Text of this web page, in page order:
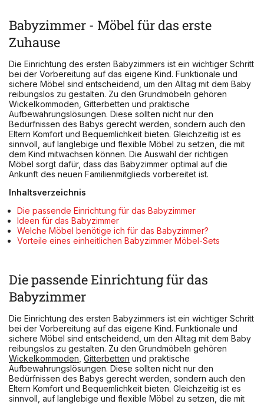
Babyzimmer - Möbel für das erste
Zuhause
Die Einrichtung des ersten Babyzimmers ist ein wichtiger Schritt
bei der Vorbereitung auf das eigene Kind. Funktionale und
sichere Möbel sind entscheidend, um den Alltag mit dem Baby
reibungslos zu gestalten. Zu den Grundmöbeln gehören
Wickelkommoden, Gitterbetten und praktische
Aufbewahrungslösungen. Diese sollten nicht nur den
Bedürfnissen des Babys gerecht werden, sondern auch den
Eltern Komfort und Bequemlichkeit bieten. Gleichzeitig ist es
sinnvoll, auf langlebige und flexible Möbel zu setzen, die mit
dem Kind mitwachsen können. Die Auswahl der richtigen
Möbel sorgt dafür, dass das Babyzimmer optimal auf die
Ankunft des neuen Familienmitglieds vorbereitet ist.
Inhaltsverzeichnis
Die passende Einrichtung für das Babyzimmer
Ideen für das Babyzimmer
Welche Möbel benötige ich für das Babyzimmer?
Vorteile eines einheitlichen Babyzimmer Möbel-Sets
Die passende Einrichtung für das
Babyzimmer
Die Einrichtung des ersten Babyzimmers ist ein wichtiger Schritt
bei der Vorbereitung auf das eigene Kind. Funktionale und
sichere Möbel sind entscheidend, um den Alltag mit dem Baby
reibungslos zu gestalten. Zu den Grundmöbeln gehören
Wickelkommoden Gitterbetten und praktische
Aufbewahrungslösungen. Diese sollten nicht nur den
Bedürfnissen des Babys gerecht werden, sondern auch den
Eltern Komfort und Bequemlichkeit bieten. Gleichzeitig ist es
sinnvoll, auf langlebige und flexible Möbel zu setzen, die mit